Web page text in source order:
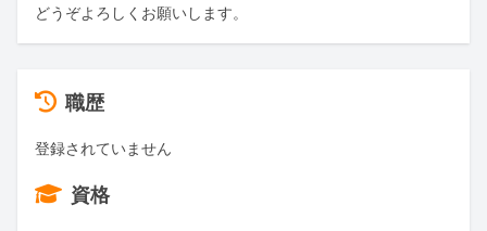
どうぞよろしくお願いします。
職歴
登録されていません
資格